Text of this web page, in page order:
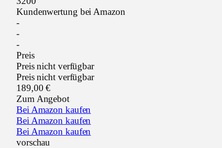
Kundenwertung bei Amazon
-
-
-
Preis
Preis nicht verfügbar
Preis nicht verfügbar
189,00 €
Zum Angebot
Bei Amazon kaufen
Bei Amazon kaufen
Bei Amazon kaufen
vorschau